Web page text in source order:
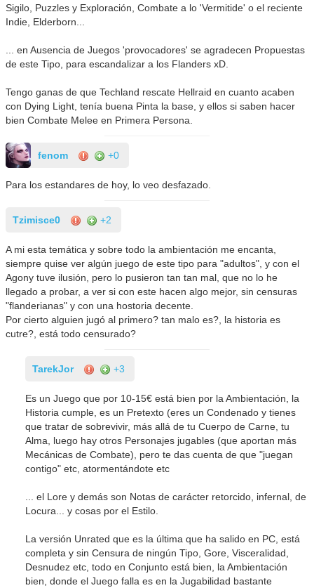
Sigilo, Puzzles y Exploración, Combate a lo 'Vermitide' o el reciente
Indie, Elderborn...
... en Ausencia de Juegos 'provocadores' se agradecen Propuestas
de este Tipo, para escandalizar a los Flanders xD.
Tengo ganas de que Techland rescate Hellraid en cuanto acaben
con Dying Light, tenía buena Pinta la base, y ellos si saben hacer
bien Combate Melee en Primera Persona.
fenom +0
Para los estandares de hoy, lo veo desfazado.
Tzimisce0 +2
A mi esta temática y sobre todo la ambientación me encanta,
siempre quise ver algún juego de este tipo para "adultos", y con el
Agony tuve ilusión, pero lo pusieron tan tan mal, que no lo he
llegado a probar, a ver si con este hacen algo mejor, sin censuras
"flanderianas" y con una hostoria decente.
Por cierto alguien jugó al primero? tan malo es?, la historia es
cutre?, está todo censurado?
TarekJor +3
Es un Juego que por 10-15€ está bien por la Ambientación, la
Historia cumple, es un Pretexto (eres un Condenado y tienes
que tratar de sobrevivir, más allá de tu Cuerpo de Carne, tu
Alma, luego hay otros Personajes jugables (que aportan más
Mecánicas de Combate), pero te das cuenta de que "juegan
contigo" etc, atormentándote etc
... el Lore y demás son Notas de carácter retorcido, infernal, de
Locura... y cosas por el Estilo.
La versión Unrated que es la última que ha salido en PC, está
completa y sin Censura de ningún Tipo, Gore, Visceralidad,
Desnudez etc, todo en Conjunto está bien, la Ambientación
bien, donde el Juego falla es en la Jugabilidad bastante